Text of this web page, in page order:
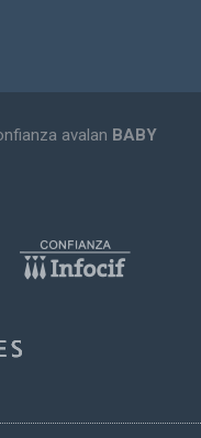
avalan BABY